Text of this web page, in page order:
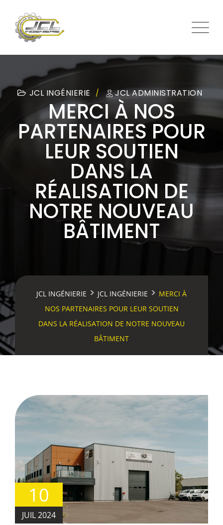
JCL INGÉNIERIE JCL ADMINISTRATION
MERCI À NOS
PARTENAIRES POUR
LEUR SOUTIEN
DANS LA
RÉALISATION DE
NOTRE NOUVEAU
BÂTIMENT
JCL INGÉNIERIE > JCL INGÉNIERIE > MERCI À
NOS PARTENAIRES POUR LEUR SOUTIEN
DANS LA RÉALISATION DE NOTRE NOUVEAU
BÂTIMENT
10
JUIL 2024